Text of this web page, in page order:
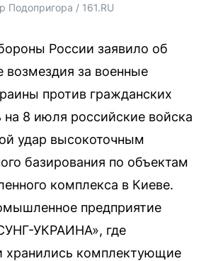
Подопригора / 161.RU
России заявило об
возмездия за военные
против гражданских
на 8 июля российские войска
удар высокоточным
базирования по объектам
комплекса в Киеве.
предприятие
УКРАИНА», где
хранились комплектующие